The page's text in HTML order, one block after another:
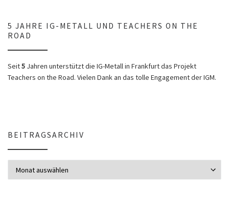
5 JAHRE IG-METALL UND TEACHERS ON THE
ROAD
Seit5 Jahren unterstützt die IG-Metall in Frankfurt das Projekt
Teachers on the Road. Vielen Dank an das tolle Engagement der IGM.
BEITRAGSARCHIV